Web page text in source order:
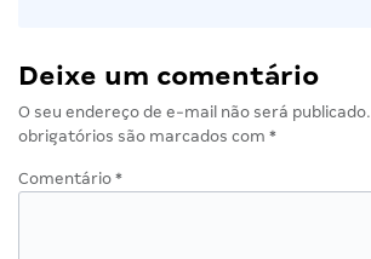
Deixe um comentário
O seu endereço de e-mail não será publicado.
obrigatórios são marcados com *
Comentário *